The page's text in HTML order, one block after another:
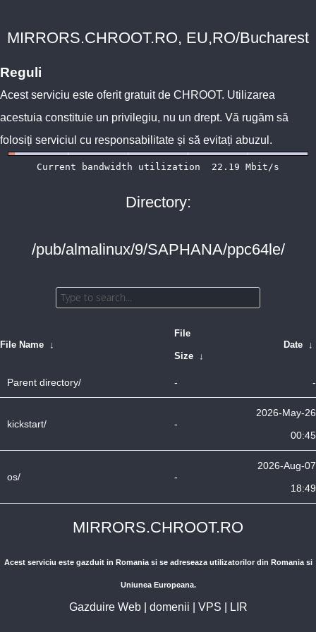
MIRRORS.CHROOT.RO, EU,RO/Bucharest
Reguli
Acest serviciu este oferit gratuit de CHROOT. Utilizarea
acestuia constituie un privilegiu, nu un drept. Vă rugăm să
folosiți serviciul cu responsabilitate și să evitați abuzul.
Directory:
/pub/almalinux/9/SAPHANA/ppc64le/
File Name ↓
File
Size ↓
Date ↓
Parent directory/ - -
kickstart/ -
2026-May-26
00:45
os/ -
2026-Aug-07
18:49
MIRRORS.CHROOT.RO
Acest serviciu este gazduit in Romania si se adreseaza utilizatorilor din Romania si
Uniunea Europeana.
Gazduire Web| domenii VPS LIR